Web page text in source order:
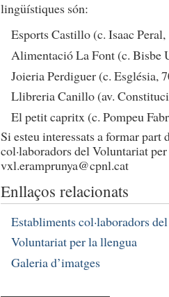
lingüístiques són:
Esports Castillo (c. Isaac
Alimentació La Font (c. Bisbe
Joieria Perdiguer (c. Església,
Llibreria Canillo (av.
El petit capritx (c. Pompeu
Si esteu interessats a formar part
col·laboradors del Voluntariat
vxl.eramprunya@cpnl.cat
Enllaços relacionats
Establiments col·laboradors
Voluntariat per la llengua
Galeria d’imatges